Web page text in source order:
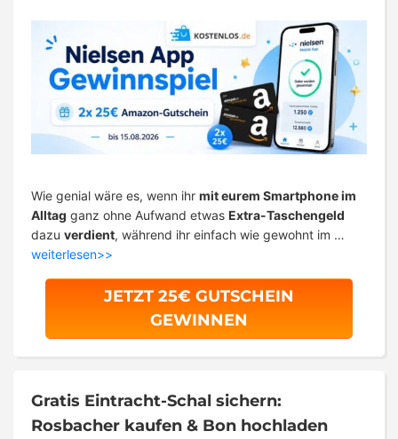
Wie genial wäre es, wenn ihr mit eurem Smartphone im
Alltag ganz ohne Aufwand etwas Extra-Taschengeld
dazu verdient, während ihr einfach wie gewohnt im …
weiterlesen>>
JETZT 25€ GUTSCHEIN
GEWINNEN
Gratis Eintracht-Schal sichern:
Rosbacher kaufen & Bon hochladen